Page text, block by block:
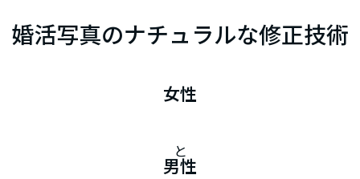
婚活写真のナチュラルな修正技術
女性
と
男性